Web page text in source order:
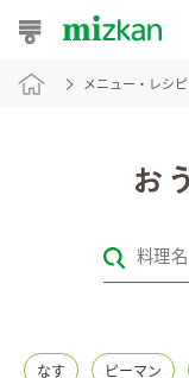
おうちレシピ
レシピカテゴリ一覧
メニュー・レシピ
なす ピーマン